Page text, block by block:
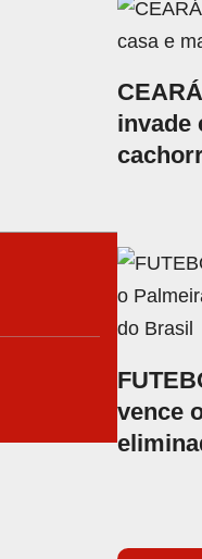
invade
vence